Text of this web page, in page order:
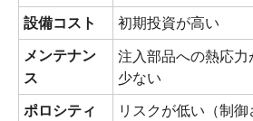
設備コスト 初期投資が高い
メンテナン
ス
注入部品への熱応
少ない
ポロシティ リスクが低い（制御